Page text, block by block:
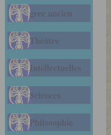
grec ancien
Théâtre
Intellectuelles
Sciences
Philosophie